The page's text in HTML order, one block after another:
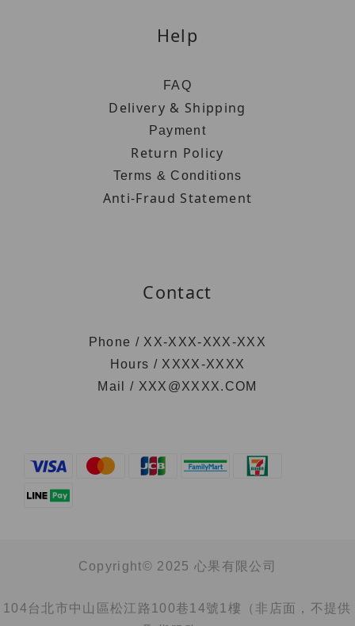
Help
FAQ
Delivery & Shipping
Payment
Return Policy
Terms & Conditions
Anti-Fraud Statement
Contact
Phone / XX-XXX-XXX-XXX
Hours / XXXX-XXXX
Mail / XXX@XXXX.COM
Copyright© 2025 心果有限公司
104台北市中山區松江路100巷14號1樓（非店面，不提供